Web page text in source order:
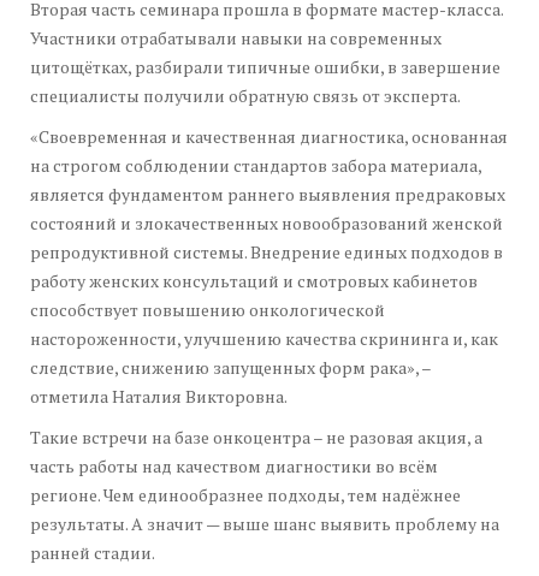
Вторая часть семинара прошла в формате мастер-класса.
Участники отрабатывали навыки на современных
цитощётках, разбирали типичные ошибки, в завершение
специалисты получили обратную связь от эксперта.
«Своевременная и качественная диагностика, основанная
на строгом соблюдении стандартов забора материала,
является фундаментом раннего выявления предраковых
состояний и злокачественных новообразований женской
репродуктивной системы. Внедрение единых подходов в
работу женских консультаций и смотровых кабинетов
способствует повышению онкологической
настороженности, улучшению качества скрининга и, как
следствие, снижению запущенных форм рака», –
отметила Наталия Викторовна.
Такие встречи на базе онкоцентра – не разовая акция, а
часть работы над качеством диагностики во всём
регионе. Чем единообразнее подходы, тем надёжнее
результаты. А значит — выше шанс выявить проблему на
ранней стадии.